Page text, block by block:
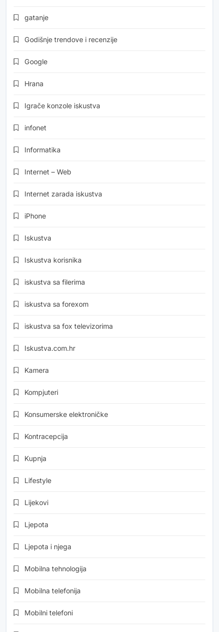
gatanje
Godišnje trendove i recenzije
Google
Hrana
Igrače konzole iskustva
infonet
Informatika
Internet – Web
Internet zarada iskustva
iPhone
Iskustva
Iskustva korisnika
iskustva sa filerima
iskustva sa forexom
iskustva sa fox televizorima
Iskustva.com.hr
Kamera
Kompjuteri
Konsumerske elektroničke
Kontracepcija
Kupnja
Lifestyle
Lijekovi
Ljepota
Ljepota i njega
Mobilna tehnologija
Mobilna telefonija
Mobilni telefoni